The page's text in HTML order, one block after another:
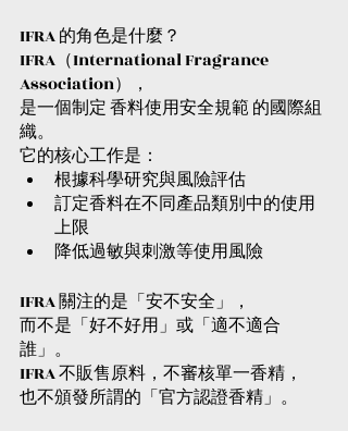
IFRA 的角色是什麼？
IFRA（International Fragrance
Association），
是一個制定 香料使用安全規範 的國際組
織。
它的核心工作是：
根據科學研究與風險評估
訂定香料在不同產品類別中的使用
上限
降低過敏與刺激等使用風險
IFRA 關注的是「安不安全」，
而不是「好不好用」或「適不適合
誰」。
IFRA 不販售原料，不審核單一香精，
也不頒發所謂的「官方認證香精」。